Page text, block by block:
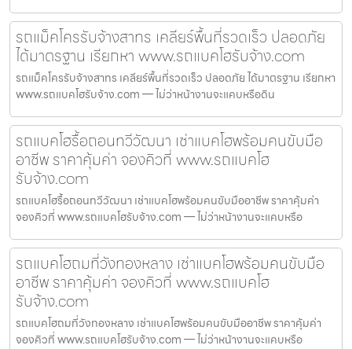
รถแม็คโครรับจ้างสาทร เคลียร์พื้นที่รวดเร็ว ปลอดภัย
ได้มาตรฐาน เรียกหา www.รถแบคโฮรับจ้าง.com
รถแม็คโครรับจ้างสาทร เคลียร์พื้นที่รวดเร็ว ปลอดภัย ได้มาตรฐาน เรียกหา
www.รถแบคโฮรับจ้าง.com — ไม่ว่าหน้างานจะแคบหรือดิน
รถแบคโฮรื้อถอนทวีวัฒนา เช่าแบคโฮพร้อมคนขับมือ
อาชีพ ราคาคุ้มค่า จองคิวที่ www.รถแบคโฮ
รับจ้าง.com
รถแบคโฮรื้อถอนทวีวัฒนา เช่าแบคโฮพร้อมคนขับมืออาชีพ ราคาคุ้มค่า
จองคิวที่ www.รถแบคโฮรับจ้าง.com — ไม่ว่าหน้างานจะแคบหรือ
รถแบคโฮถมที่วังทองหลาง เช่าแบคโฮพร้อมคนขับมือ
อาชีพ ราคาคุ้มค่า จองคิวที่ www.รถแบคโฮ
รับจ้าง.com
รถแบคโฮถมที่วังทองหลาง เช่าแบคโฮพร้อมคนขับมืออาชีพ ราคาคุ้มค่า
จองคิวที่ www.รถแบคโฮรับจ้าง.com — ไม่ว่าหน้างานจะแคบหรือ